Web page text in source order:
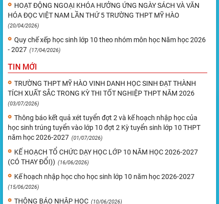
HOẠT ĐỘNG NGOẠI KHÓA HƯỞNG ỨNG NGÀY SÁCH VÀ VĂN
HÓA ĐỌC VIỆT NAM LẦN THỨ 5 TRƯỜNG THPT MỸ HÀO
(20/04/2026)
Quy chế xếp học sinh lớp 10 theo nhóm môn học Năm học 2026
- 2027 (17/04/2026)
TIN MỚI
TRƯỜNG THPT MỸ HÀO VINH DANH HỌC SINH ĐẠT THÀNH
TÍCH XUẤT SẮC TRONG KỲ THI TỐT NGHIỆP THPT NĂM 2026
(03/07/2026)
Thông báo kết quả xét tuyển đợt 2 và kế hoạch nhập học của
học sinh trúng tuyển vào lớp 10 đợt 2 Kỳ tuyển sinh lớp 10 THPT
năm học 2026-2027 (01/07/2026)
KẾ HOẠCH TỔ CHỨC DẠY HỌC LỚP 10 NĂM HỌC 2026-2027
(CÓ THAY ĐỔI)) (16/06/2026)
Kế hoạch nhập học cho học sinh lớp 10 năm học 2026-2027
(15/06/2026)
THÔNG BÁO NHẬP HỌC (10/06/2026)